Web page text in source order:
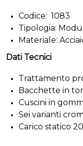
Codice: 1083
Tipologia:
Materiale:
Dati Tecnici
Trattamento
Bacchette in
Cuscini in
Sei varianti
Carico statico